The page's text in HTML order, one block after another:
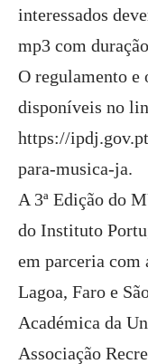
interessados
mp3 com
O regulamento e
disponíveis no
https://
para-musica-ja.
A 3ª Edição do
do Instituto
em parceria com
Lagoa, Faro e
Académica da
Associação